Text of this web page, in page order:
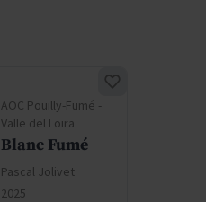
AOC Pouilly-Fumé -
Valle del Loira
Blanc Fumé
Pascal Jolivet
2025